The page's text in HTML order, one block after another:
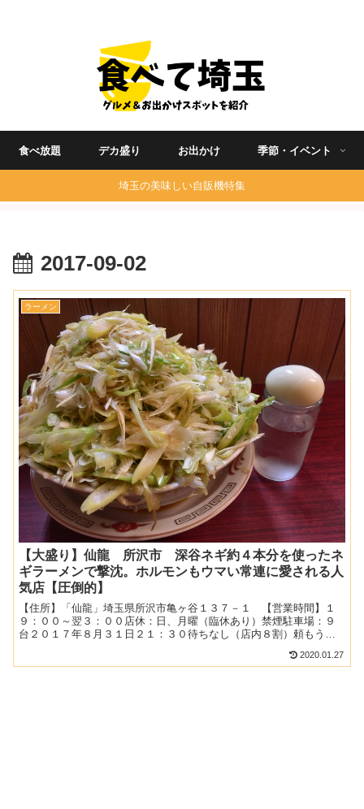
食べ放題 デカ盛り お出かけ 季節・イベント
埼玉の美味しい自販機特集
2017-09-02
ラーメン
【大盛り】仙龍 所沢市 深谷ネギ約４本分を使ったネ
ギラーメンで撃沈。ホルモンもウマい常連に愛される人
気店【圧倒的】
【住所】「仙龍」埼玉県所沢市亀ヶ谷１３７－１ 【営業時間】１
９：００～翌３：００店休：日、月曜（臨休あり）禁煙駐車場：９
台２０１７年８月３１日２１：３０待ちなし（店内８割）頼もうと
2020.01.27